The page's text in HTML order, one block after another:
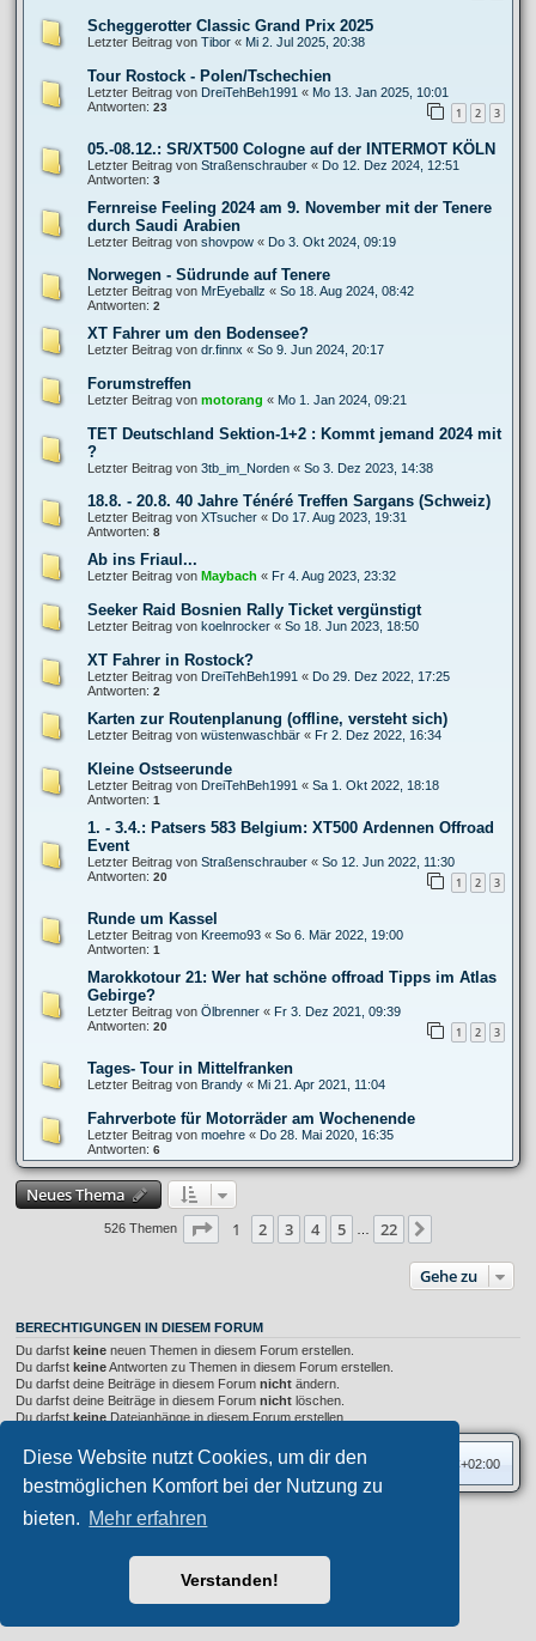
Diese Website nutzt Cookies, um dir den
bestmöglichen Komfort bei der Nutzung zu
bieten. Mehr erfahren
Verstanden!
Scheggerotter Classic Grand Prix 2025
Letzter Beitrag von Tibor « Mi 2. Jul 2025, 20:38
Tour Rostock - Polen/Tschechien
Letzter Beitrag von DreiTehBeh1991 « Mo 13. Jan 2025, 10:01
Antworten: 23 1 2 3
05.-08.12.: SR/XT500 Cologne auf der INTERMOT KÖLN
Letzter Beitrag von Straßenschrauber « Do 12. Dez 2024, 12:51
Antworten: 3
Fernreise Feeling 2024 am 9. November mit der Tenere
durch Saudi Arabien
Letzter Beitrag von shovpow « Do 3. Okt 2024, 09:19
Norwegen - Südrunde auf Tenere
Letzter Beitrag von MrEyeballz « So 18. Aug 2024, 08:42
Antworten: 2
XT Fahrer um den Bodensee?
Letzter Beitrag von dr.finnx « So 9. Jun 2024, 20:17
Forumstreffen
Letzter Beitrag von motorang « Mo 1. Jan 2024, 09:21
TET Deutschland Sektion-1+2 : Kommt jemand 2024 mit
?
Letzter Beitrag von 3tb_im_Norden « So 3. Dez 2023, 14:38
18.8. - 20.8. 40 Jahre Ténéré Treffen Sargans (Schweiz)
Letzter Beitrag von XTsucher « Do 17. Aug 2023, 19:31
Antworten: 8
Ab ins Friaul...
Letzter Beitrag von Maybach « Fr 4. Aug 2023, 23:32
Seeker Raid Bosnien Rally Ticket vergünstigt
Letzter Beitrag von koelnrocker « So 18. Jun 2023, 18:50
XT Fahrer in Rostock?
Letzter Beitrag von DreiTehBeh1991 « Do 29. Dez 2022, 17:25
Antworten: 2
Karten zur Routenplanung (offline, versteht sich)
Letzter Beitrag von wüstenwaschbär « Fr 2. Dez 2022, 16:34
Kleine Ostseerunde
Letzter Beitrag von DreiTehBeh1991 « Sa 1. Okt 2022, 18:18
Antworten: 1
1. - 3.4.: Patsers 583 Belgium: XT500 Ardennen Offroad
Event
Letzter Beitrag von Straßenschrauber « So 12. Jun 2022, 11:30
Antworten: 20 1 2 3
Runde um Kassel
Letzter Beitrag von Kreemo93 « So 6. Mär 2022, 19:00
Antworten: 1
Marokkotour 21: Wer hat schöne offroad Tipps im Atlas
Gebirge?
Letzter Beitrag von Ölbrenner « Fr 3. Dez 2021, 09:39
Antworten: 20 1 2 3
Tages- Tour in Mittelfranken
Letzter Beitrag von Brandy « Mi 21. Apr 2021, 11:04
Fahrverbote für Motorräder am Wochenende
Letzter Beitrag von moehre « Do 28. Mai 2020, 16:35
Antworten: 6
Neues Thema
526 Themen Seite 1von 22
1 2 3 4 5 … 22
Gehe zu
BERECHTIGUNGEN IN DIESEM FORUM
Du darfst keine neuen Themen in diesem Forum erstellen.
Du darfst keineAntworten zu Themen in diesem Forum erstellen.
Du darfst deine Beiträge in diesem Forum nicht ändern.
Du darfst deine Beiträge in diesem Forum nicht löschen.
Du darfstkeineDateianhänge in diesem Forum erstellen.
Foren-Übersicht Alle Zeiten sind UTC+02:00
Privates Forum ©